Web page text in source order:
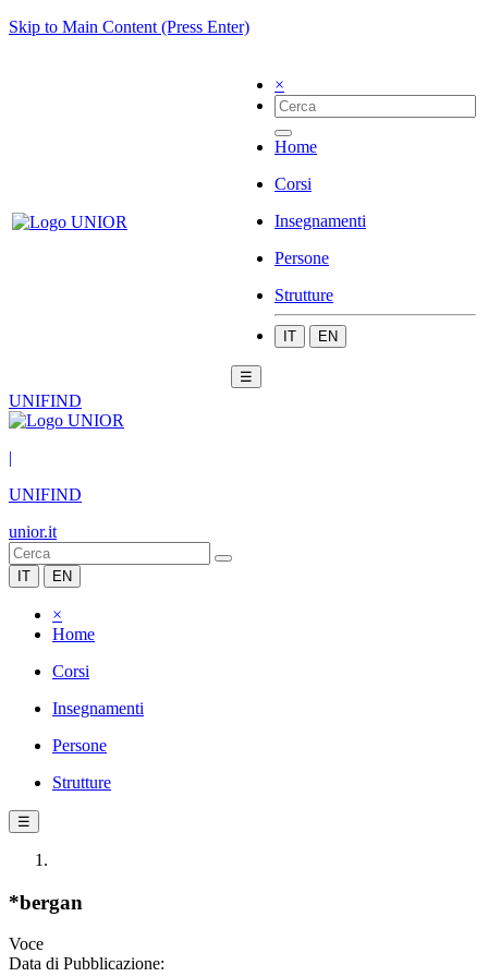
Skip to Main Content (Press Enter)
×
Home
Corsi
Insegnamenti
Persone
Strutture
IT EN
☰
UNIFIND
|
UNIFIND
unior.it
IT EN
×
Home
Corsi
Insegnamenti
Persone
Strutture
☰
*bergan
Voce
Data di Pubblicazione: